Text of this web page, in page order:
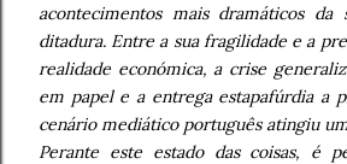
acontecimentos mais dramáticos da
ditadura. Entre a sua fragilidade e a
realidade económica, a crise
em papel e a entrega estapafúrdia a
cenário mediático português atingiu
Perante este estado das coisas, é